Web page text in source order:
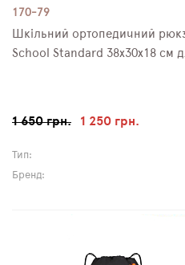
170-79
Шкільний ортопедичний
School Standard 38х30х18 см
1 650 грн. 1 250 грн.
Тип:
Бренд: